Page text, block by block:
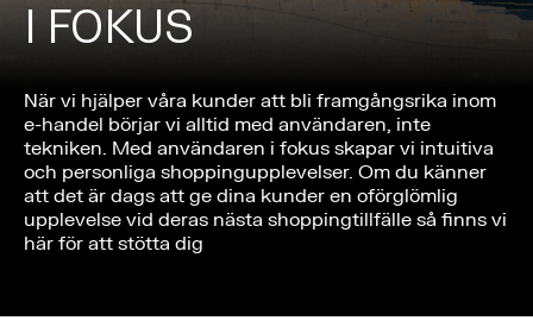
I FOKUS
När vi hjälper våra kunder att bli framgångsrika inom
e-handel börjar vi alltid med användaren, inte
tekniken. Med användaren i fokus skapar vi intuitiva
och personliga shoppingupplevelser. Om du känner
att det är dags att ge dina kunder en oförglömlig
upplevelse vid deras nästa shoppingtillfälle så finns vi
här för att stötta dig